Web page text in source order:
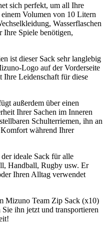
sich perfekt, um all Ihre
Volumen von 10 Litern
Wasserflaschen
Ihre Spiele benötigen,
ist dieser Sack sehr langlebig
Logo auf der Vorderseite
Leidenschaft für diese
außerdem über einen
Ihrer Sachen im Inneren
Schulterriemen, ihn an
während Ihrer
ideale Sack für alle
Handball, Rugby usw. Er
Ihren Alltag verwendet
Mizuno Team Zip Sack (x10)
ihn jetzt und transportieren